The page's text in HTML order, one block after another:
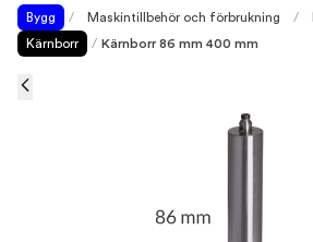
Bygg / Maskintillbehör och förbrukning /
Kärnborr
/ Kärnborr 86 mm 400 mm